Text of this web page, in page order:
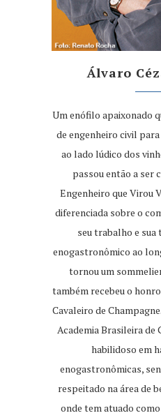
Álvaro
Um enófilo apaixonado
de engenheiro civil
ao lado lúdico dos
passou então a ser
Engenheiro que Virou
diferenciada sobre o
seu trabalho e
enogastronômico ao
tornou um
também recebeu o
Cavaleiro de
Academia Brasileira de
habilidoso em
enogastronômicas,
respeitado na área de
onde tem atuado